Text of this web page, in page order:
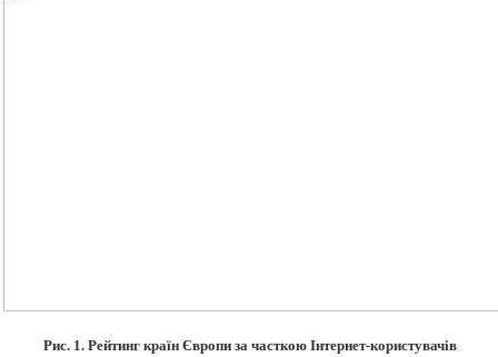
Рис. 1. Рейтинг країн Європи за часткою Інтернет-користувачів